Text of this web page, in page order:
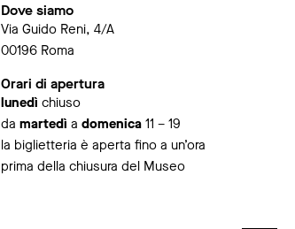
Dove siamo
Via Guido Reni, 4/A
00196 Roma
Orari di apertura
lunedì chiuso
da martedì a domenica11 – 19
la biglietteria è aperta fino a un’ora
prima della chiusura del Museo